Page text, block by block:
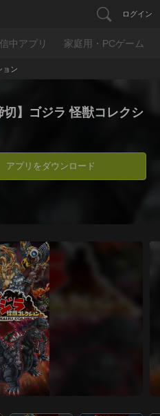
ログイン
中アプリ 家庭用・PCゲーム
ョン
切】ゴジラ 怪獣コレクシ
アプリをダウンロード